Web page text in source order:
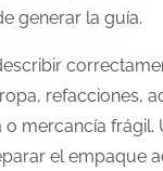
generar la guía.
refacciones,
mercancía
el empaque